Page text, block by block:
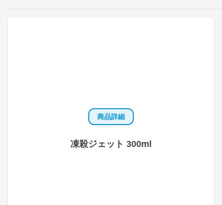
商品詳細
凍殺ジェット 300ml